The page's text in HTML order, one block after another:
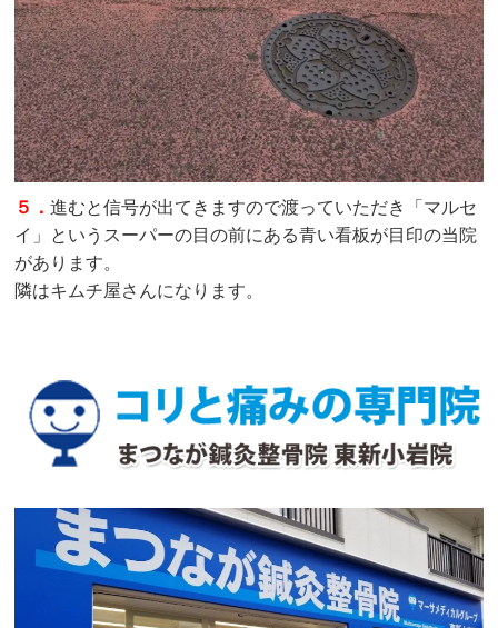
５．進むと信号が出てきますので渡っていただき「マルセ
イ」というスーパーの目の前にある青い看板が目印の当院
があります。
隣はキムチ屋さんになります。